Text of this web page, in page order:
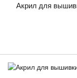
Акрил для